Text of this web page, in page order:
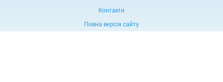
Контакти
Повна версія сайту